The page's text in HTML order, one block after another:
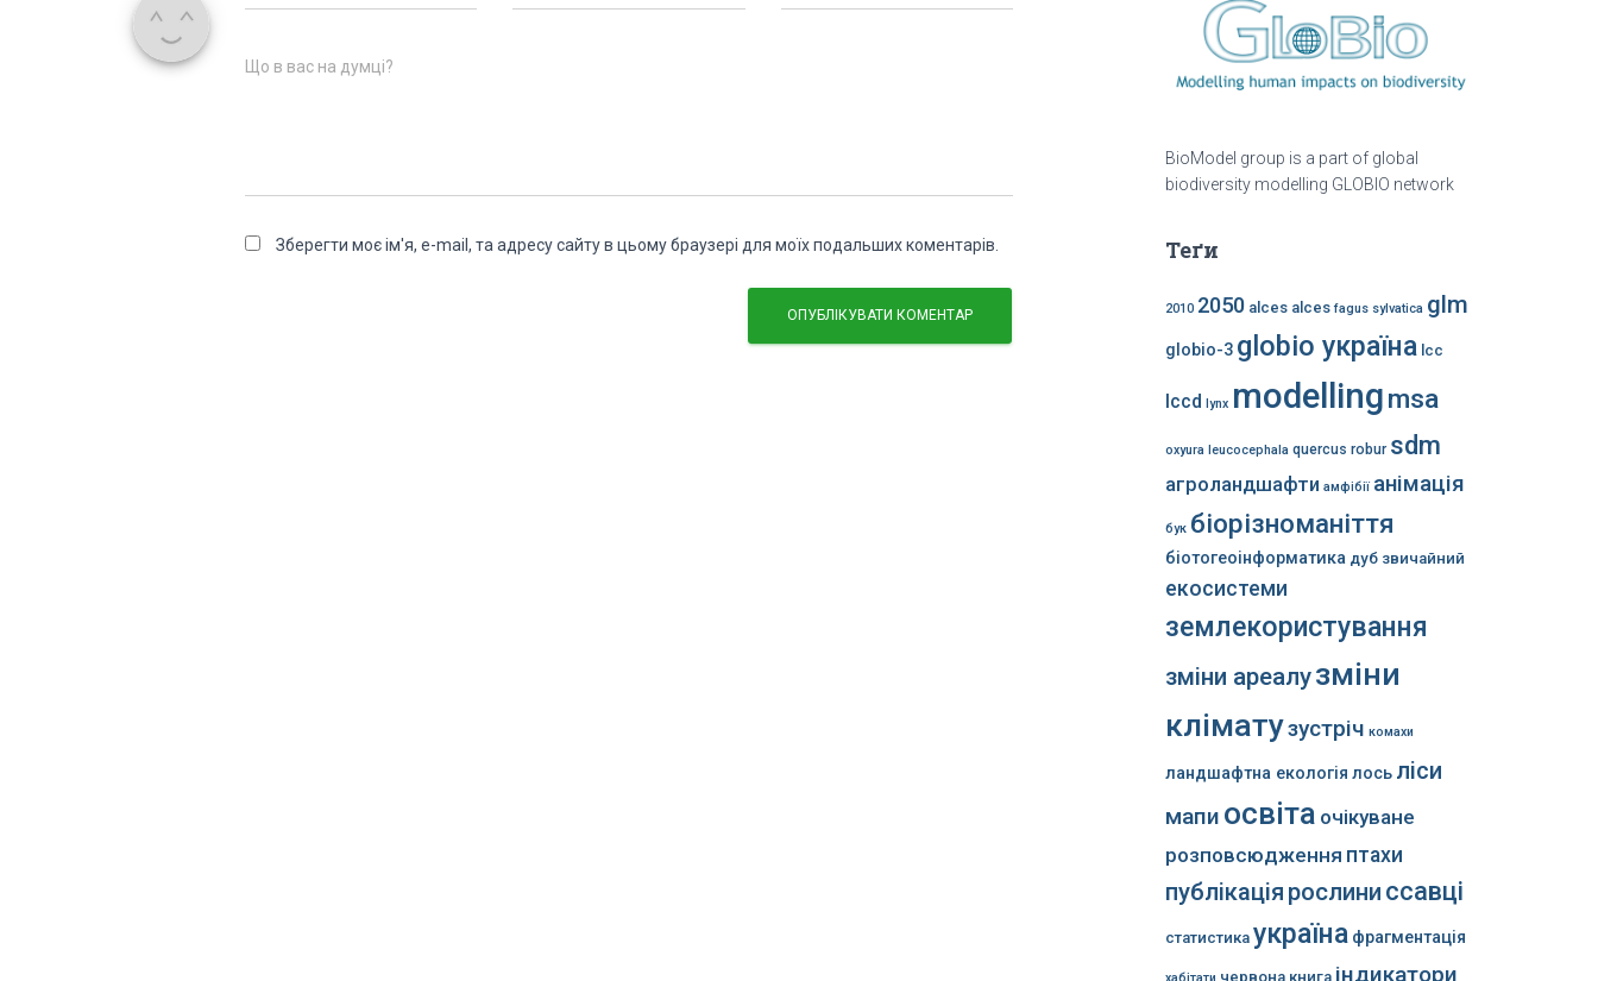
Що в вас на думці?
Зберегти моє ім'я, e-mail, та адресу сайту в цьому браузері для моїх подальших коментарів.
BioModel group is a part of global
biodiversity modelling GLOBIO network
Теґи
2010 2050 alces alces fagus sylvatica glm
globio-3 globio україна lcc
lccd lynx modellingmsa
oxyura leucocephala quercus robur sdm
агроландшафти амфібії анімація
бук біорізноманіття
біотогеоінформатика дуб звичайний
екосистеми
землекористування
зміни ареалузміни
кліматузустріч комахи
ландшафтна екологія лось ліси
мапи освіта очікуване
розповсюдження птахи
публікація рослини ссавці
статистика україна фрагментація
червона книга індикатори